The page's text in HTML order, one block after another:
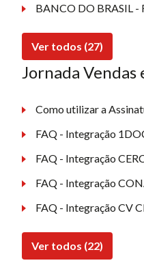
BANCO DO BRASIL -
Ver todos (27)
Jornada Vendas
Como utilizar a
FAQ - Integração
FAQ - Integração
FAQ - Integração
FAQ - Integração CV
Ver todos (22)